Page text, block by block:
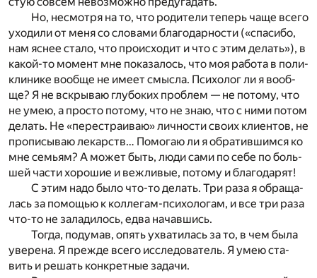
Но, не­смот­ря на то, что ро­ди­те­ли те­перь чаще все­го
ухо­ди­ли от меня со сло­ва­ми бла­го­дар­но­сти («спа­си­бо,
нам яс­нее ста­ло, что про­ис­хо­дит и что с этим де­лать»), в
ка­кой-то мо­мент мне по­ка­за­лось, что моя ра­бо­та в по­ли­
кли­ни­ке во­об­ще не име­ет смыс­ла. Пси­хо­лог ли я во­об­
ще? Я не вскры­ваю глу­бо­ких про­блем — не по­то­му, что
не умею, а про­сто по­то­му, что не знаю, что с ними по­том
де­лать. Не «пе­ре­стра­и­ваю» лич­но­сти сво­их кли­ен­тов, не
про­пи­сы­ваю ле­карств… По­мо­гаю ли я обра­тив­шим­ся ко
мне се­мьям? А мо­жет быть, люди сами по себе по боль­
шей ча­сти хо­ро­шие и веж­ли­вые, по­то­му и бла­го­да­рят!
С этим надо было что-то де­лать. Три раза я об­ра­ща­
лась за по­мо­щью к кол­ле­гам-пси­хо­ло­гам, и все три раза
что-то не за­ла­ди­лось, едва на­чав­шись.
То­гда, по­ду­мав, опять ухва­ти­лась за то, в чем была
уве­ре­на. Я преж­де все­го ис­сле­до­ва­тель. Я умею ста­
вить и ре­шать кон­крет­ные за­да­чи.